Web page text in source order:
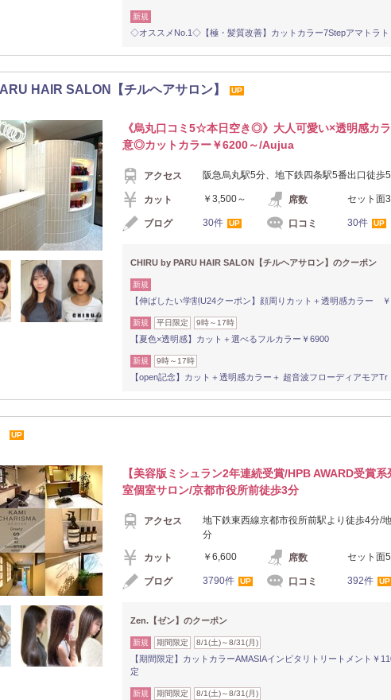
新規
◇オススメNo.1◇【極・髪質改善】カットカラー7Stepアマトラト
HAIR SALON【チルヘアサロン】 UP
《烏丸口コミ5☆本日空き◎》大人可愛い×透明感カ
意◎カットカラー￥6200～/Aujua
アクセス 阪急烏丸駅5分、地下鉄四条駅5番出口徒歩
カット ￥3,500～ 席数 セット面
ブログ 30件 UP 口コミ 30件 UP
CHIRU by PARU HAIR SALON【チルヘアサロン】のクーポン
新規
【伸ばしたい学割U24クーポン】顔周りカット＋透明感カラー
新規 平日限定 9時～17時
【夏色×透明感】カット＋選べるフルカラー￥6900
新規 9時～17時
【open記念】カット＋透明感カラー＋ 超音波フローディアモア
UP
【美容版ミシュラン2年連続受賞/HPB AWARD受賞
室個室サロン/京都市役所前徒歩3分
アクセス
地下鉄東西線京都市役所前駅より徒歩4分/
分
カット ￥6,600 席数 セット面
ブログ 3790件 UP 口コミ 392件 UP
Zen.【ゼン】のクーポン
新規 期間限定 8/1(土)～8/31(月)
【期間限定】カットカラーAMASIAインピタリトリートメント￥
定
新規 期間限定 8/1(土)～8/31(月)